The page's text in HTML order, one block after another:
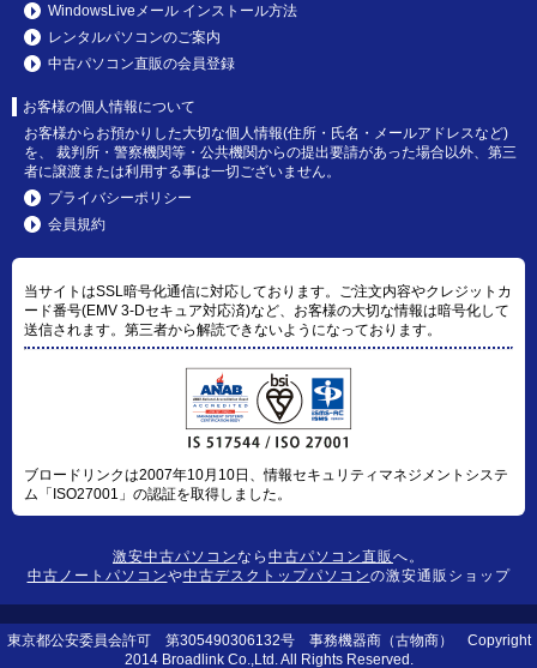
WindowsLiveメール インストール方法
レンタルパソコンのご案内
中古パソコン直販の会員登録
お客様の個人情報について
お客様からお預かりした大切な個人情報(住所・氏名・メールアドレスなど)
を、 裁判所・警察機関等・公共機関からの提出要請があった場合以外、第三
者に譲渡または利用する事は一切ございません。
プライバシーポリシー
会員規約
当サイトはSSL暗号化通信に対応しております。ご注文内容やクレジットカ
ード番号(EMV 3-Dセキュア対応済)など、お客様の大切な情報は暗号化して
送信されます。第三者から解読できないようになっております。
ブロードリンクは2007年10月10日、情報セキュリティマネジメントシステ
ム「ISO27001」の認証を取得しました。
激安中古パソコンなら 中古パソコン直販 へ。
中古ノートパソコンや中古デスクトップパソコンの激安通販ショップ
東京都公安委員会許可 第305490306132号 事務機器商（古物商） Copyright
2014 Broadlink Co.,Ltd. All Rights Reserved.